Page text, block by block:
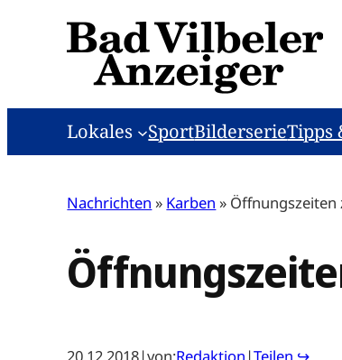
Lokales SportBilderserieTipps
Nachrichten » Karben » Öffnungszeiten